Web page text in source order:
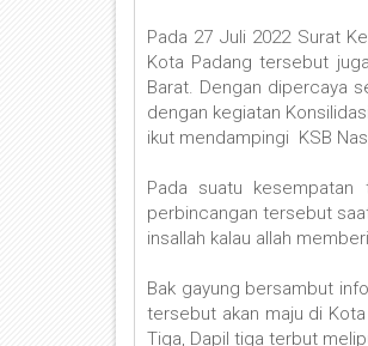
Pada 27 Juli 2022 Surat
Kota Padang tersebut
Barat. Dengan dipercaya
dengan kegiatan
ikut mendampingi KSB
Pada suatu kesempatan
perbincangan tersebut
insallah kalau allah
Bak gayung bersambut
tersebut akan maju di
Tiga, Dapil tiga terbut